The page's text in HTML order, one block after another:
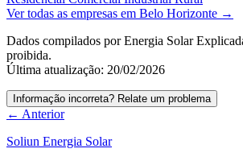
Ver todas as empresas em Belo Horizonte →
Dados compilados por Energia Solar
proibida.
Última atualização: 20/02/2026
Informação incorreta? Relate um problema
← Anterior
Soliun Energia Solar